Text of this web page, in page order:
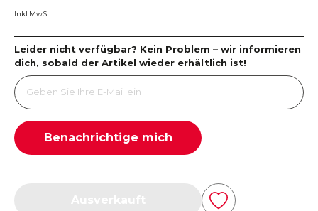
Inkl.MwSt
Leider nicht verfügbar? Kein Problem – wir informieren
dich, sobald der Artikel wieder erhältlich ist!
Benachrichtige mich